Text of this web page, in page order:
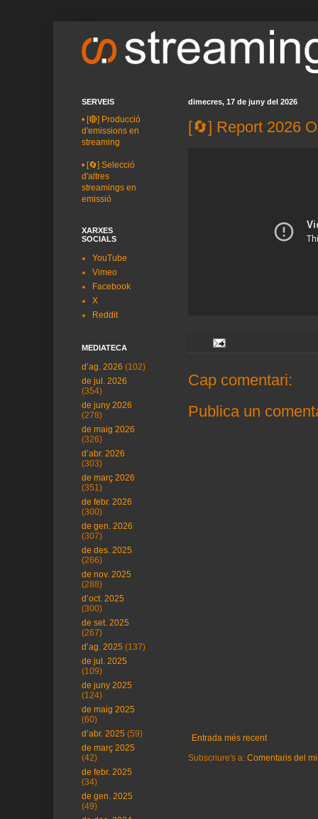
dimecres, 17 de juny del 2026
[🔄] Report 2026
Cap comentari:
Publica un
Entrada més recent
Subscriure's a: Comentaris del
SERVEIS
• [🔴] Producció
d'emissions en
streaming
• [🔄] Selecció
d'altres
streamings en
emissió
XARXES
SOCIALS
YouTube
Vimeo
Facebook
X
Reddit
MEDIATECA
d’ag. 2026 (102)
de jul. 2026
(354)
de juny 2026
(278)
de maig 2026
(326)
d’abr. 2026
(303)
de març 2026
(351)
de febr. 2026
(300)
de gen. 2026
(307)
de des. 2025
(266)
de nov. 2025
(288)
d’oct. 2025
(300)
de set. 2025
(267)
d’ag. 2025 (137)
de jul. 2025
(109)
de juny 2025
(124)
de maig 2025
(60)
d’abr. 2025 (59)
de març 2025
(42)
de febr. 2025
(34)
de gen. 2025
(49)